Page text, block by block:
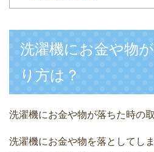
洗濯機にお金や物
り方は？
洗濯機にお金や物が落ちた時の
洗濯機にお金や物を落としてし